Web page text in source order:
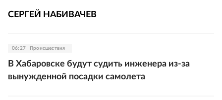
СЕРГЕЙ НАБИВАЧЕВ
06:27 Происшествия
В Хабаровске будут судить инженера из-за
вынужденной посадки самолета